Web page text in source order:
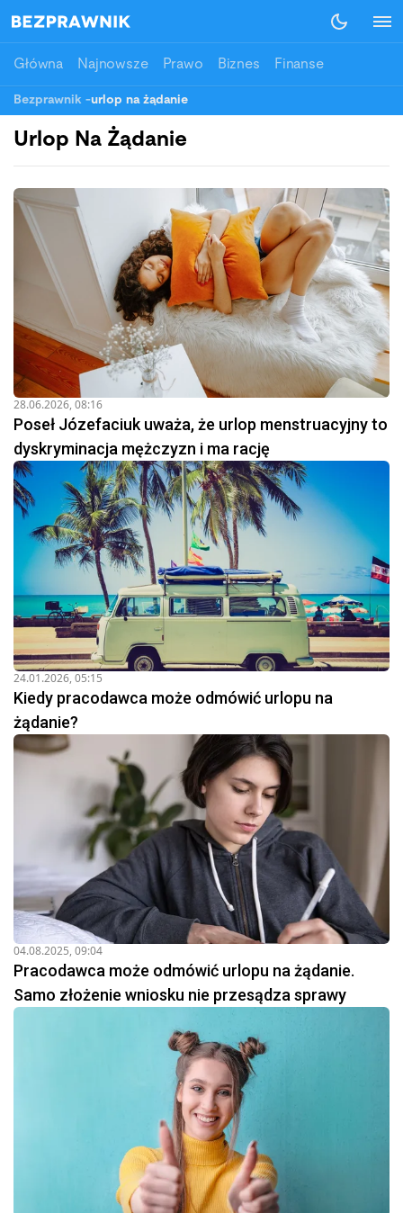
Główna Najnowsze Prawo Biznes Finanse
Bezprawnik -urlop na żądanie
Urlop Na Żądanie
28.06.2026, 08:16
Poseł Józefaciuk uważa, że urlop menstruacyjny to
dyskryminacja mężczyzn i ma rację
24.01.2026, 05:15
Kiedy pracodawca może odmówić urlopu na
żądanie?
04.08.2025, 09:04
Pracodawca może odmówić urlopu na żądanie.
Samo złożenie wniosku nie przesądza sprawy